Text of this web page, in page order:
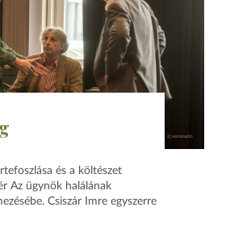
és a költészet
Az ügynök halálának
Csiszár Imre egyszerre